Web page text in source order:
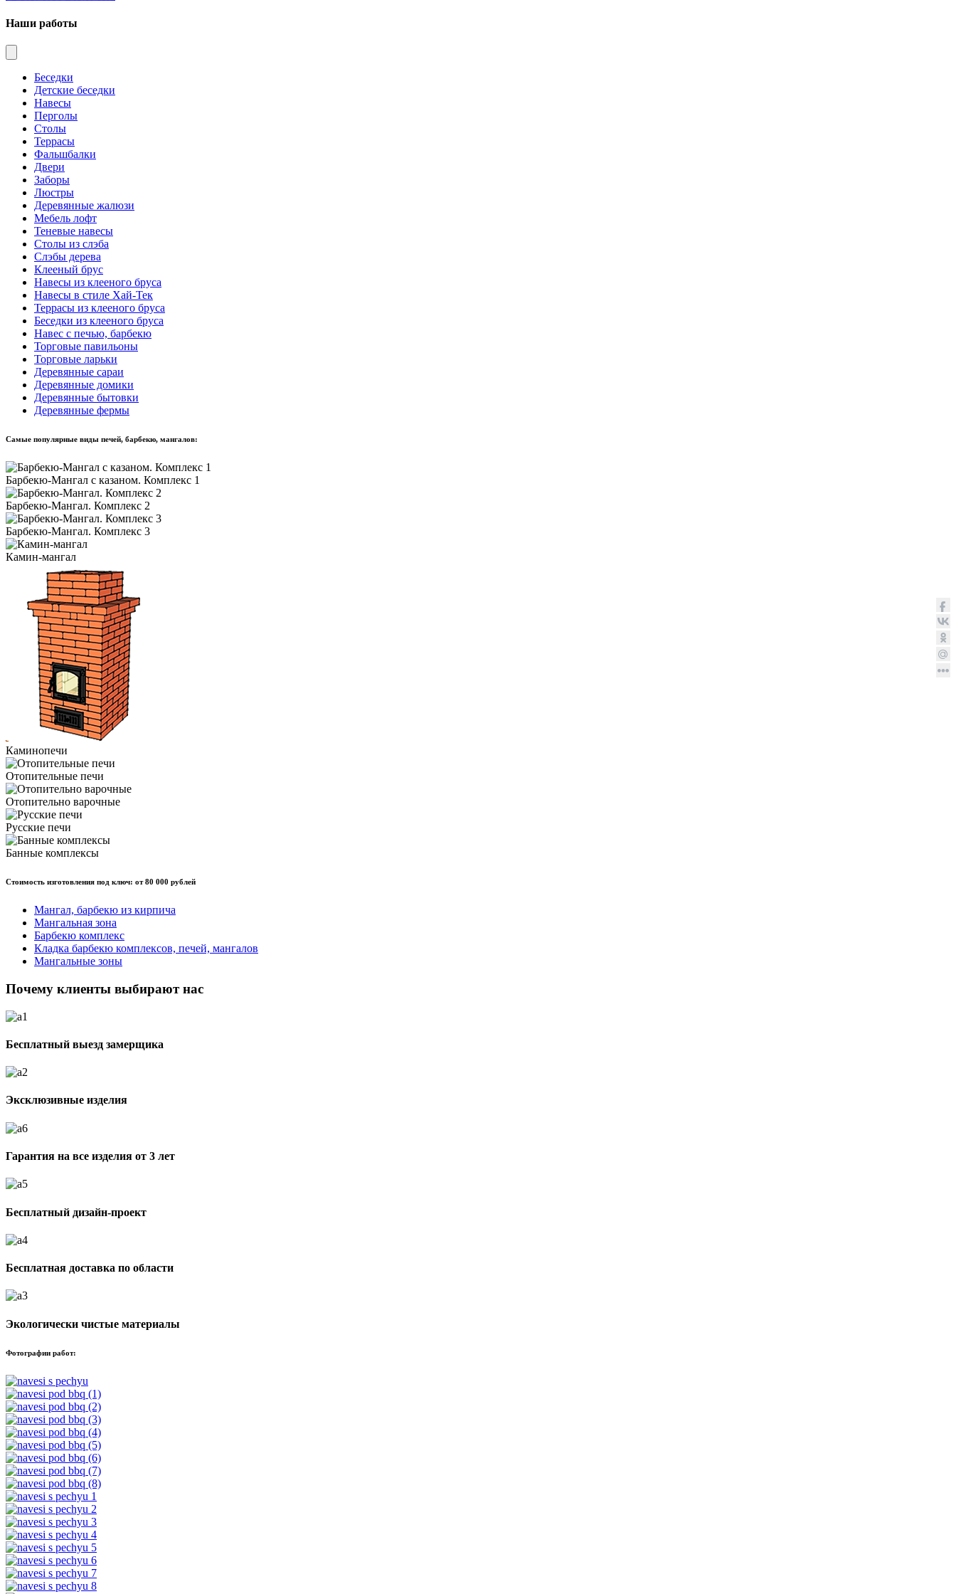
Наши работы
Беседки
Детские беседки
Навесы
Перголы
Столы
Террасы
Фальшбалки
Двери
Заборы
Люстры
Деревянные жалюзи
Мебель лофт
Теневые навесы
Столы из слэба
Слэбы дерева
Клееный брус
Навесы из клееного бруса
Навесы в стиле Хай-Тек
Террасы из клееного бруса
Беседки из клееного бруса
Навес с печью, барбекю
Торговые павильоны
Торговые ларьки
Деревянные сараи
Деревянные домики
Деревянные бытовки
Деревянные фермы
Самые популярные виды печей, барбекю, мангалов:
Барбекю-Мангал с казаном. Комплекс 1
Барбекю-Мангал. Комплекс 2
Барбекю-Мангал. Комплекс 3
Камин-мангал
Каминопечи
Отопительные печи
Отопительно варочные
Русские печи
Банные комплексы
Стоимость изготовления под ключ: от 80 000 рублей
Мангал, барбекю из кирпича
Мангальная зона
Барбекю комплекс
Кладка барбекю комплексов, печей, мангалов
Мангальные зоны
Почему клиенты выбирают нас
Бесплатный выезд замерщика
Эксклюзивные изделия
Гарантия на все изделия от 3 лет
Бесплатный дизайн-проект
Бесплатная доставка по области
Экологически чистые материалы
Фотографии работ: